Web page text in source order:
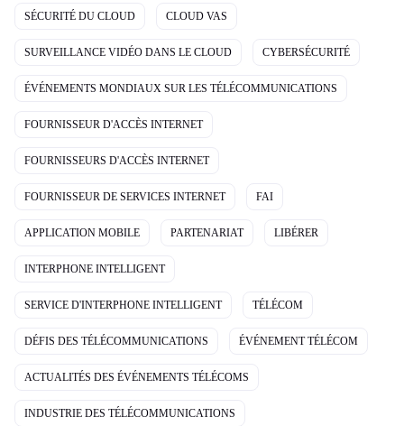
SÉCURITÉ DU CLOUD CLOUD VAS
SURVEILLANCE VIDÉO DANS LE CLOUD CYBERSÉCURITÉ
ÉVÉNEMENTS MONDIAUX SUR LES TÉLÉCOMMUNICATIONS
FOURNISSEUR D'ACCÈS INTERNET
FOURNISSEURS D'ACCÈS INTERNET
FOURNISSEUR DE SERVICES INTERNET FAI
APPLICATION MOBILE PARTENARIAT LIBÉRER
INTERPHONE INTELLIGENT
SERVICE D'INTERPHONE INTELLIGENT TÉLÉCOM
DÉFIS DES TÉLÉCOMMUNICATIONS ÉVÉNEMENT TÉLÉCOM
ACTUALITÉS DES ÉVÉNEMENTS TÉLÉCOMS
INDUSTRIE DES TÉLÉCOMMUNICATIONS